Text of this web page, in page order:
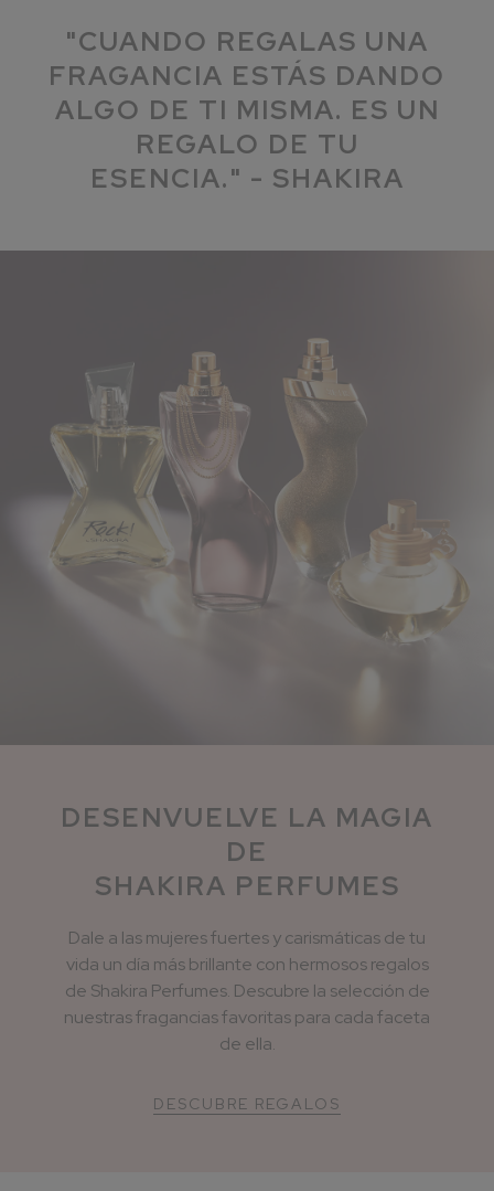
"CUANDO REGALAS UNA
FRAGANCIA ESTÁS DANDO
ALGO DE TI MISMA. ES UN
REGALO DE TU
ESENCIA." - SHAKIRA
DESENVUELVE LA MAGIA
DE
SHAKIRA PERFUMES
Dale a las mujeres fuertes y carismáticas de tu
vida un día más brillante con hermosos regalos
de Shakira Perfumes. Descubre la selección de
nuestras fragancias favoritas para cada faceta
de ella.
DESCUBRE REGALOS